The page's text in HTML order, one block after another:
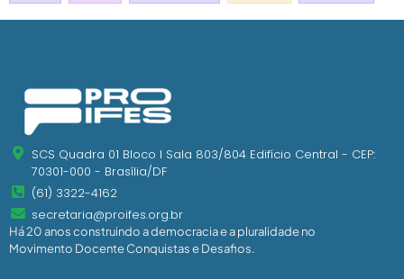
SCS Quadra 01 Bloco I Sala 803/804 Edifício Central - CEP:
70301-000 - Brasília/DF
(61) 3322-4162
secretaria@proifes.org.br
Há 20 anos construindo a democracia e a pluralidade no
Movimento Docente Conquistas e Desafios.